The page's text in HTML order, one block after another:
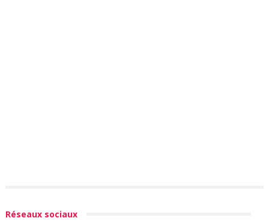
Réseaux sociaux